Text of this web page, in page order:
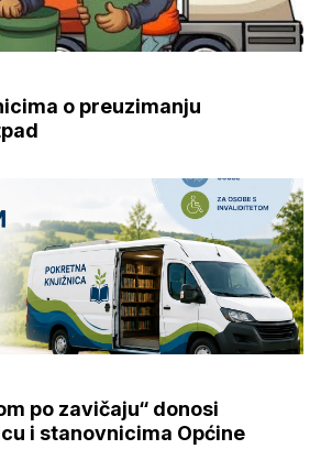
o preuzimanju
po zavičaju“ donosi
i stanovnicima Općine